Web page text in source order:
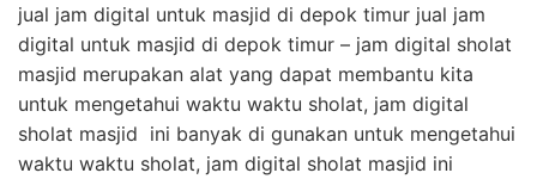
jual jam digital untuk masjid di depok timur jual jam
digital untuk masjid di depok timur – jam digital sholat
masjid merupakan alat yang dapat membantu kita
untuk mengetahui waktu waktu sholat, jam digital
sholat masjid ini banyak di gunakan untuk mengetahui
waktu waktu sholat, jam digital sholat masjid ini